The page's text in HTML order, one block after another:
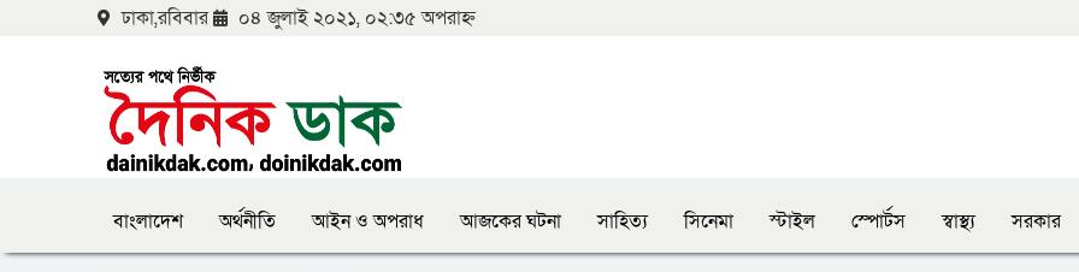
ঢাকা,রবিবার ০৪ জুলাই ২০২১, ০২:৩৫ অপরাহ্ন
বাংলাদেশ অর্থনীতি আইন ও অপরাধ আজকের ঘটনা সাহিত্য সিনেমা স্টাইল স্পোর্টস স্বাস্থ্য সরকার